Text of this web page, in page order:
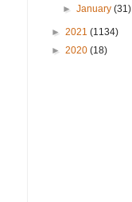
►January(31)
► 2021 (1134)
► 2020 (18)